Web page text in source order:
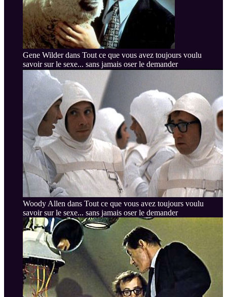
Gene Wilder dans Tout ce que vous avez toujours voulu
savoir sur le sexe... sans jamais oser le demander
Woody Allen dans Tout ce que vous avez toujours voulu
savoir sur le sexe... sans jamais oser le demander